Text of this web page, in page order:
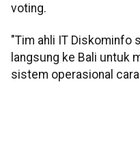
voting.
"Tim ahli IT Diskominfo
langsung ke Bali untuk
sistem operasional